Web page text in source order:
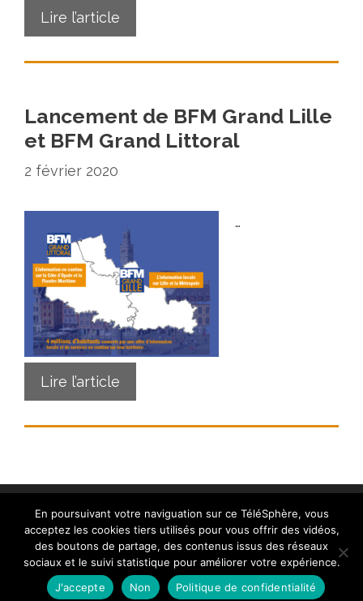
Lire l’article
Lancement de BFM Grand Lille
et BFM Grand Littoral
2 février 2020
…
Lire l’article
Contact|Mentions légales |Crédits|Politique de
cookies (UE) | © telesphere.fr 2026
En poursuivant votre naviguation sur ce TéléSphère, vous
acceptez les cookies tiers utilisés pour vous offrir des vidéos,
des boutons de partage, des contenus issus des réseaux
sociaux et le suivi statistique pour améliorer votre expérience.
J'accepte
Non Politique de confidentialité